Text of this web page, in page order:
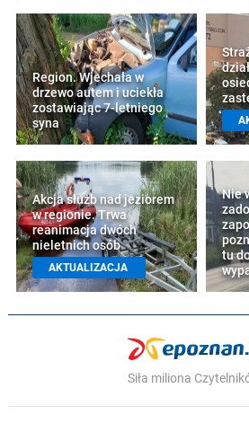
Region. Wjechała w
drzewo autem i uciekła
zostawiając 7-letniego
syna
Akcja służb nad jeziorem
w regionie. Trwa
reanimacja dwóch
nieletnich osób
AKTUALIZACJA
Nie
tu
Siła miliona